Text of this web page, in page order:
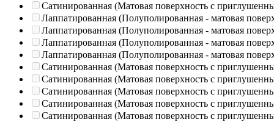
Сатинированная (Матовая поверхность с
Лаппатированная (Полуполированная - матовая
Лаппатированная (Полуполированная - матовая
Лаппатированная (Полуполированная - матовая
Лаппатированная (Полуполированная - матовая
Сатинированная (Матовая поверхность с
Сатинированная (Матовая поверхность с
Сатинированная (Матовая поверхность с
Сатинированная (Матовая поверхность с
Сатинированная (Матовая поверхность с